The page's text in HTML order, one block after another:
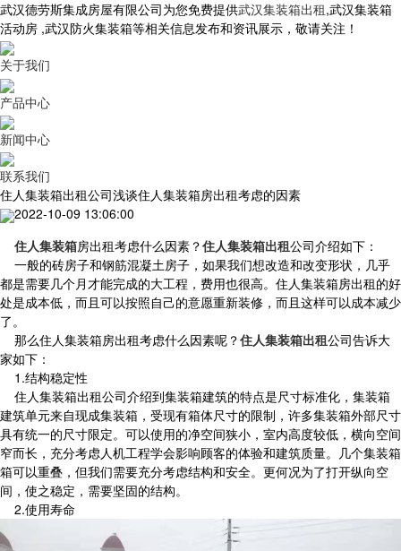
武汉德劳斯集成房屋有限公司为您免费提供武汉集装箱出租,武汉集装箱
活动房 ,武汉防火集装箱等相关信息发布和资讯展示，敬请关注！
关于我们
产品中心
新闻中心
联系我们
住人集装箱出租公司浅谈住人集装箱房出租考虑的因素
2022-10-09 13:06:00
住人集装箱房出租考虑什么因素？住人集装箱出租公司介绍如下：
一般的砖房子和钢筋混凝土房子，如果我们想改造和改变形状，几乎
都是需要几个月才能完成的大工程，费用也很高。住人集装箱房出租的好
处是成本低，而且可以按照自己的意愿重新装修，而且这样可以成本减少
了。
那么住人集装箱房出租考虑什么因素呢？住人集装箱出租公司告诉大
家如下：
1.结构稳定性
住人集装箱出租公司介绍到集装箱建筑的特点是尺寸标准化，集装箱
建筑单元来自现成集装箱，受现有箱体尺寸的限制，许多集装箱外部尺寸
具有统一的尺寸限定。可以使用的净空间狭小，室内高度较低，横向空间
窄而长，充分考虑人机工程学会影响顾客的体验和建筑质量。几个集装箱
箱可以重叠，但我们需要充分考虑结构和安全。更何况为了打开纵向空
间，使之稳定，需要坚固的结构。
2.使用寿命